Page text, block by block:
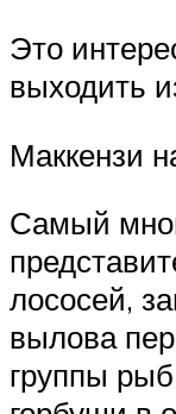
Это
выходить
Маккензи
Самый
лососей,
вылова
группы